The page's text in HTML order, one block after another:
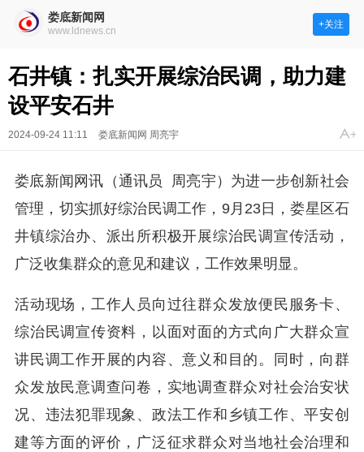
娄底新闻网
www.ldnews.cn
+关注
石井镇：扎实开展综治民调，助力建
设平安石井
2024-09-24 11:11 娄底新闻网 周亮宇
娄底新闻网讯（通讯员 周亮宇） 为进一步创新社会
管理，切实抓好综治民调工作，9月23日，娄星区石
井镇综治办、派出所积极开展综治民调宣传活动，
广泛收集群众的意见和建议，工作效果明显。
活动现场，工作人员向过往群众发放便民服务卡、
综治民调宣传资料，以面对面的方式向广大群众宣
讲民调工作开展的内容、意义和目的。同时，向群
众发放民意调查问卷，实地调查群众对社会治安状
况、违法犯罪现象、政法工作和乡镇工作、平安创
建等方面的评价，广泛征求群众对当地社会治理和